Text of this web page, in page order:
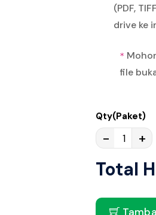
(PDF,
drive ke
*
file
Qty(Paket)
- +
Total